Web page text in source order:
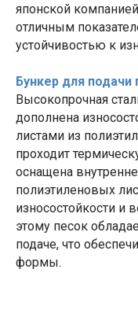
японской
отличным
устойчивостью к
Бункер для подачи
Высокопрочная
дополнена
листами из
проходит
оснащена
полиэтиленовых
износостойкости и
этому песок
подаче, что
формы.